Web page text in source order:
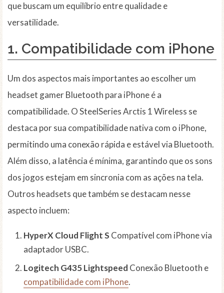
que buscam um equilíbrio entre qualidade e
versatilidade.
1. Compatibilidade com iPhone
Um dos aspectos mais importantes ao escolher um
headset gamer Bluetooth para iPhone é a
compatibilidade. O SteelSeries Arctis 1 Wireless se
destaca por sua compatibilidade nativa com o iPhone,
permitindo uma conexão rápida e estável via Bluetooth.
Além disso, a latência é mínima, garantindo que os sons
dos jogos estejam em sincronia com as ações na tela.
Outros headsets que também se destacam nesse
aspecto incluem:
HyperX Cloud Flight S Compatível com iPhone via
adaptador USBC.
Logitech G435 Lightspeed Conexão Bluetooth e
compatibilidade com iPhone.